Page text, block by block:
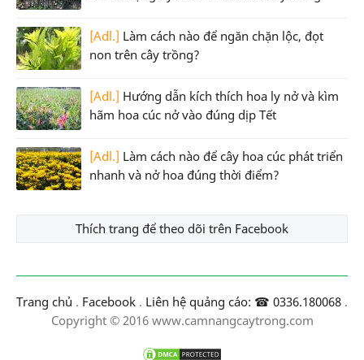
[Adl.] Làm cách nào để ngăn chặn lộc, đọt
non trên cây trồng?
[Adl.] Hướng dẫn kích thích hoa ly nở và kìm
hãm hoa cúc nở vào đúng dịp Tết
[Adl.] Làm cách nào để cây hoa cúc phát triển
nhanh và nở hoa đúng thời điểm?
Thích trang để theo dõi trên Facebook
Trang chủ . Facebook . Liên hệ quảng cáo: ☎ 0336.180068 .
Copyright © 2016 www.camnangcaytrong.com